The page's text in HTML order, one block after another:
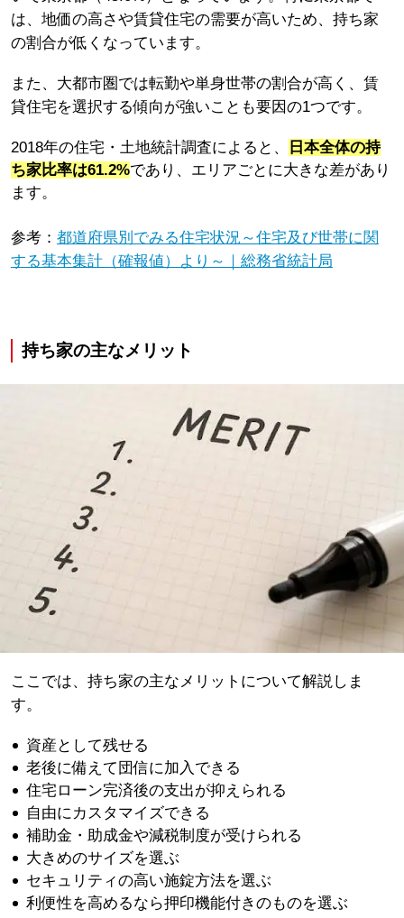
は、地価の高さや賃貸住宅の需要が高いため、持ち家
の割合が低くなっています。
また、大都市圏では転勤や単身世帯の割合が高く、賃
貸住宅を選択する傾向が強いことも要因の1つです。
2018年の住宅・土地統計調査によると、
日本全体の持
ち家比率は61.2%であり、エリアごとに大きな差があり
ます。
参考： 都道府県別でみる住宅状況～住宅及び世帯に関
する基本集計（確報値）より～｜総務省統計局
持ち家の主なメリット
ここでは、持ち家の主なメリットについて解説しま
す。
資産として残せる
老後に備えて団信に加入できる
住宅ローン完済後の支出が抑えられる
自由にカスタマイズできる
補助金・助成金や減税制度が受けられる
大きめのサイズを選ぶ
セキュリティの高い施錠方法を選ぶ
利便性を高めるなら押印機能付きのものを選ぶ